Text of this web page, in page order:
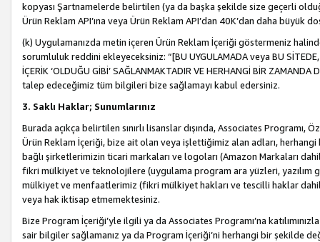
kopyası Şartnamelerde belirtilen (ya da başka şekilde size geçerli
Ürün Reklam API’ına veya Ürün Reklam API’dan 40K’dan daha büyük
(k) Uygulamanızda metin içeren Ürün Reklam İçeriği göstermeniz
sorumluluk reddini ekleyeceksiniz: “[BU UYGULAMADA veya BU SİTEDE,
İÇERİK ‘OLDUĞU GİBİ’ SAĞLANMAKTADIR VE HERHANGİ BİR
talep edeceğimiz tüm bilgileri bize sağlamayı kabul edersiniz.
3. Saklı Haklar; Sunumlarınız
Burada açıkça belirtilen sınırlı lisanslar dışında, Associates Programı,
Ürün Reklam İçeriği, bize ait olan veya işlettiğimiz alan adları,
bağlı şirketlerimizin ticari markaları ve logoları (Amazon Markaları
fikri mülkiyet ve teknolojilere (uygulama program ara yüzleri,
mülkiyet ve menfaatlerimiz (fikri mülkiyet hakları ve tescilli haklar
veya hak iktisap etmemektesiniz.
Bize Program İçeriği’yle ilgili ya da Associates Programı’na
sair bilgiler sağlamanız ya da Program İçeriği’ni herhangi bir şekilde